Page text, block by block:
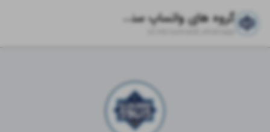
گروه های واتساپ سنت دانلود